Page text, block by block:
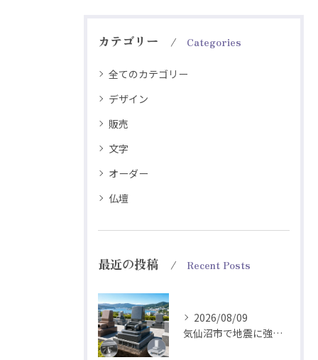
カテゴリー Categories
全てのカテゴリー
デザイン
販売
文字
オーダー
仏壇
最近の投稿 Recent Posts
2026/08/09
気仙沼市で地震に強いお墓、費用は仕様で変わる